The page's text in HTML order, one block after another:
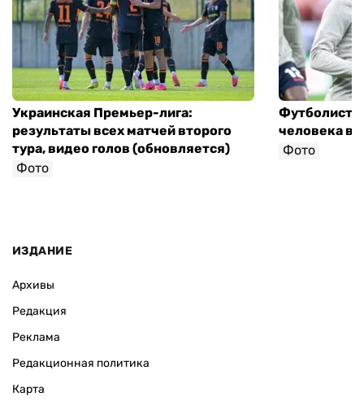
Украинская Премьер-лига:
результаты всех матчей второго
тура, видео голов (обновляется)
Фото
Футболист
человека в
Фото
ИЗДАНИЕ
Архивы
Редакция
Реклама
Редакционная политика
Карта